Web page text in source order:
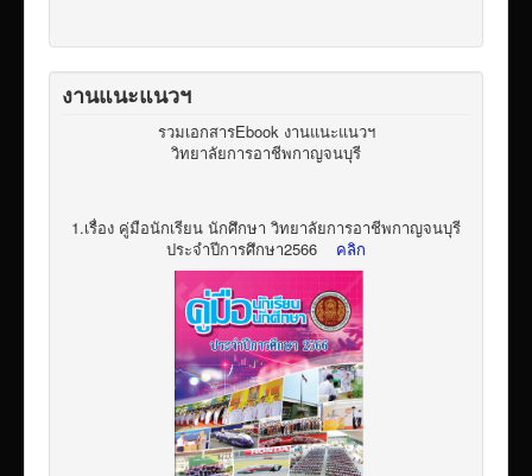
งานแนะแนวฯ
รวมเอกสารEbook งานแนะแนวฯ
วิทยาลัยการอาชีพกาญจนบุรี
1.เรื่อง คู่มือนักเรียน นักศึกษา วิทยาลัยการอาชีพกาญจนบุรี
ประจำปีการศึกษา2566
คลิก